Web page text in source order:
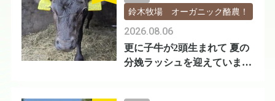
更に子牛が2頭生まれて 夏の
分娩ラッシュを迎えています
2026.08.06
鈴木牧場 オーガニック酪農！